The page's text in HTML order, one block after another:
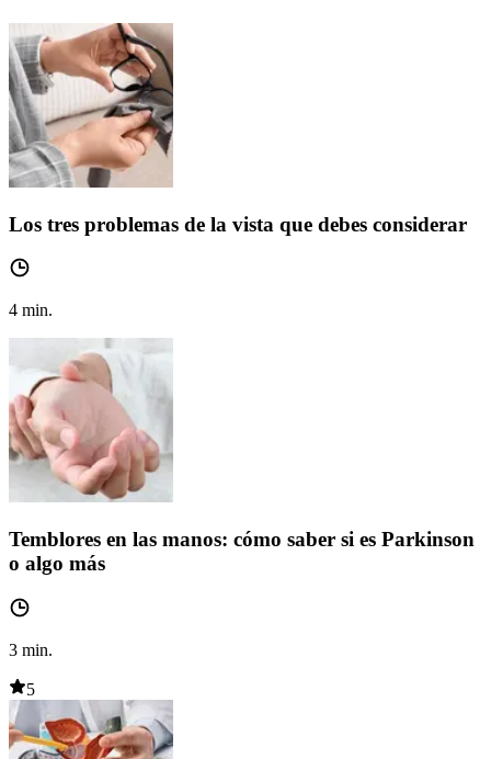
Los tres problemas de la vista que debes considerar
4 min.
Temblores en las manos: cómo saber si es Parkinson
o algo más
3 min.
5